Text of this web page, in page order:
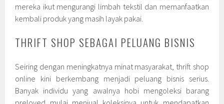
mereka ikut mengurangi limbah tekstil dan memanfaatkan
kembali produk yang masih layak pakai.
THRIFT SHOP SEBAGAI PELUANG BISNIS
Seiring dengan meningkatnya minat masyarakat, thrift shop
online kini berkembang menjadi peluang bisnis serius.
Banyak individu yang awalnya hobi mengoleksi barang